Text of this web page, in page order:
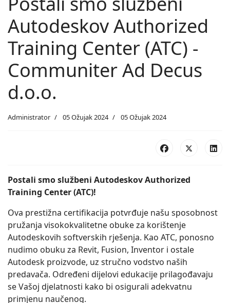
Autodeskov Authorized
Training Center (ATC) -
Communiter Ad Decus
d.o.o.
Administrator 05 Ožujak 2024 05 Ožujak 2024
Postali smo službeni Autodeskov Authorized
Training Center (ATC)!
Ova prestižna certifikacija potvrđuje našu sposobnost
pružanja visokokvalitetne obuke za korištenje
Autodeskovih softverskih rješenja. Kao ATC, ponosno
nudimo obuku za Revit, Fusion, Inventor i ostale
Autodesk proizvode, uz stručno vodstvo naših
predavača. Određeni dijelovi edukacije prilagođavaju
se Vašoj djelatnosti kako bi osigurali adekvatnu
primjenu naučenog.